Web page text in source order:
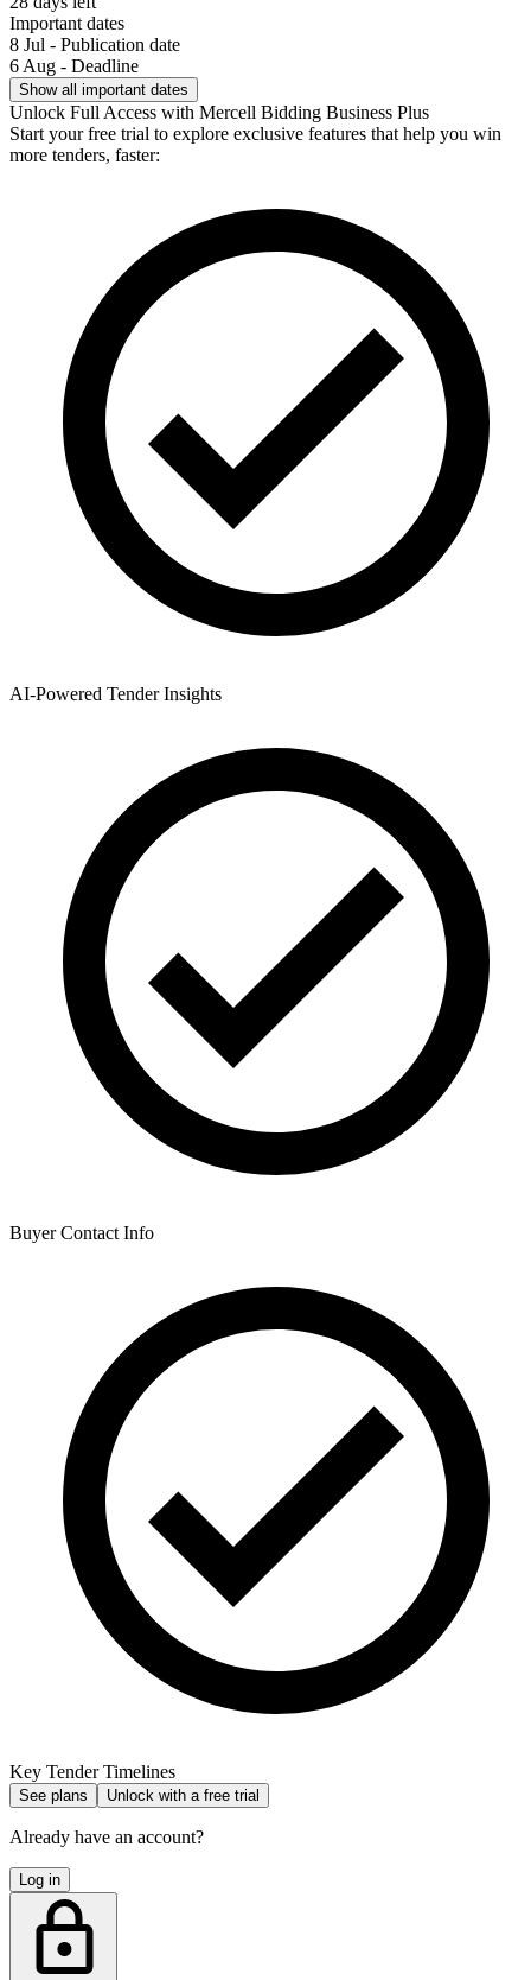
Important dates
8 Jul - Publication date
6 Aug - Deadline
Show all important dates
Unlock Full Access with Mercell Bidding Business Plus
Start your free trial to explore exclusive features that help you win
more tenders, faster:
AI-Powered Tender Insights
Buyer Contact Info
Key Tender Timelines
See plans Unlock with a free trial
Already have an account?
Log in